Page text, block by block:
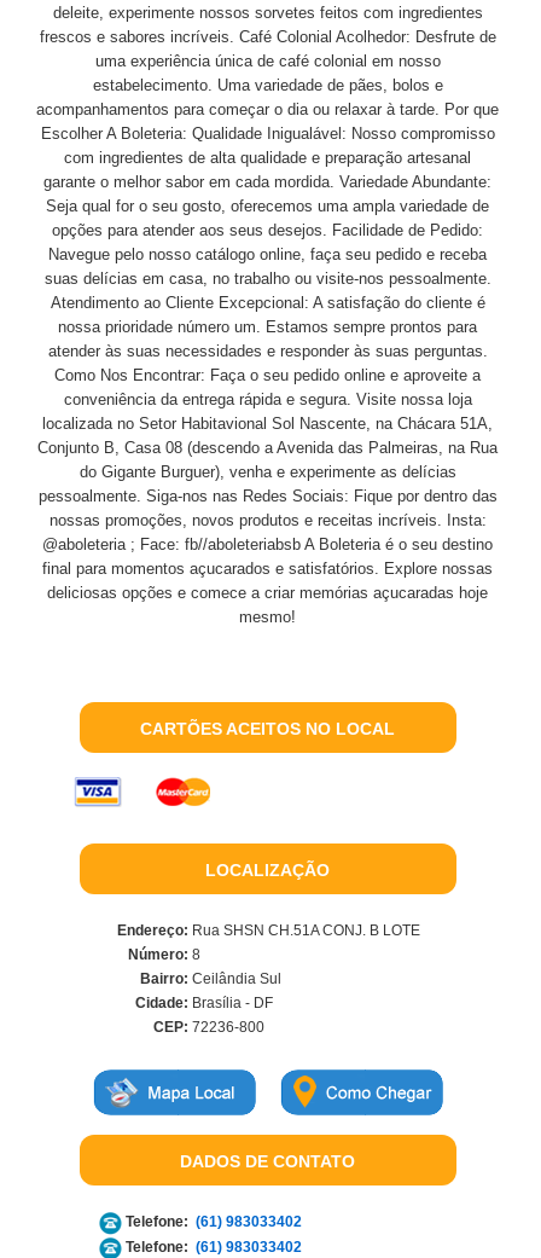
deleite, experimente nossos sorvetes feitos com ingredientes
frescos e sabores incríveis. Café Colonial Acolhedor: Desfrute de
uma experiência única de café colonial em nosso
estabelecimento. Uma variedade de pães, bolos e
acompanhamentos para começar o dia ou relaxar à tarde. Por que
Escolher A Boleteria: Qualidade Inigualável: Nosso compromisso
com ingredientes de alta qualidade e preparação artesanal
garante o melhor sabor em cada mordida. Variedade Abundante:
Seja qual for o seu gosto, oferecemos uma ampla variedade de
opções para atender aos seus desejos. Facilidade de Pedido:
Navegue pelo nosso catálogo online, faça seu pedido e receba
suas delícias em casa, no trabalho ou visite-nos pessoalmente.
Atendimento ao Cliente Excepcional: A satisfação do cliente é
nossa prioridade número um. Estamos sempre prontos para
atender às suas necessidades e responder às suas perguntas.
Como Nos Encontrar: Faça o seu pedido online e aproveite a
conveniência da entrega rápida e segura. Visite nossa loja
localizada no Setor Habitavional Sol Nascente, na Chácara 51A,
Conjunto B, Casa 08 (descendo a Avenida das Palmeiras, na Rua
do Gigante Burguer), venha e experimente as delícias
pessoalmente. Siga-nos nas Redes Sociais: Fique por dentro das
nossas promoções, novos produtos e receitas incríveis. Insta:
@aboleteria ; Face: fb//aboleteriabsb A Boleteria é o seu destino
final para momentos açucarados e satisfatórios. Explore nossas
deliciosas opções e comece a criar memórias açucaradas hoje
mesmo!
CARTÕES ACEITOS NO LOCAL
LOCALIZAÇÃO
Endereço: Rua SHSN CH.51A CONJ. B LOTE
Número: 8
Bairro: Ceilândia Sul
Cidade: Brasília - DF
CEP: 72236-800
DADOS DE CONTATO
Telefone: (61) 983033402
Telefone: (61) 983033402